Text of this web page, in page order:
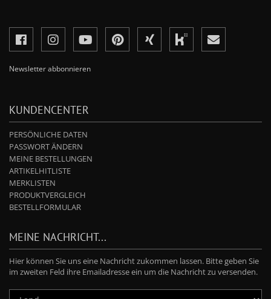
Newsletter abbonnieren
KUNDENCENTER
PERSÖNLICHE DATEN
PASSWORT ÄNDERN
MEINE BESTELLUNGEN
ARTIKELHITLISTE
MERKLISTEN
PRODUKTVERGLEICH
BESTELLFORMULAR
MEINE NACHRICHT...
Hier können Sie uns eine Nachricht zukommen lassen. Bitte geben Sie
im zweiten Feld ihre Emailadresse ein um die Nachricht zu versenden.